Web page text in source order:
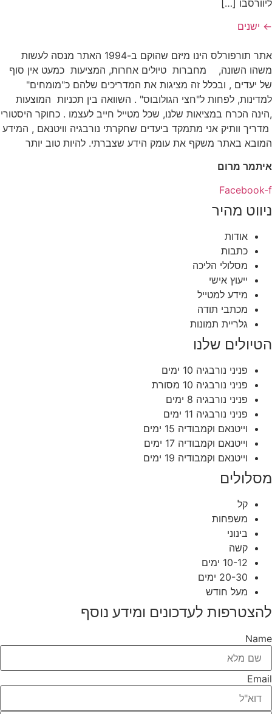
ליוורסבו […]
← ישנים
אתר תורפורלס הינו מיזם שהוקם ב-1994 האתר מנסה לעשות
משהו השונה, מחברות טיולים אחרות, המציעות כמעט אין סוף
של יעדים , ובכלל זה מציגות את המדריכים שלהם כ"מומחים"
למדינות, לפחות ל"חצי הגולובוס" . השוואה בין תכניות המוצעות
,הינה הכרח במציאות שלנו, שכל מטייל חייב לעצמו . כחוקר היסטורי
מדריך וותיק אני מתמקד ביעדים שחקרתי נורבגיה וויטנאם , המידע
המובא באתר משקף את עומק הידע שצברתי. להיות טוב יותר
איתמר מרום
Facebook-f
ניווט מהיר
אודות
כתבות
מסלולי הליכה
ייעוץ אישי
מידע למטייל
מכתבי תודה
גלריית תמונות
הטיולים שלנו
פניני נורבגיה 10 ימים
פניני נורבגיה 10 מסורת
פניני נורבגיה 8 ימים
פניני נורבגיה 11 ימים
וייטנאם וקמבודיה 15 ימים
וייטנאם וקמבודיה 17 ימים
וייטנאם וקמבודיה 19 ימים
מסלולים
קל
משפחות
בינוני
קשה
10-12 ימים
20-30 ימים
מעל חודש
להצטרפות לעדכונים ומידע נוסף
Name
Email